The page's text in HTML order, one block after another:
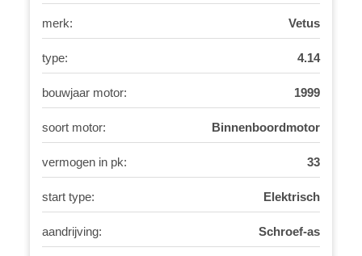
merk: Vetus
type: 4.14
bouwjaar motor: 1999
soort motor: Binnenboordmotor
vermogen in pk: 33
start type: Elektrisch
aandrijving: Schroef-as